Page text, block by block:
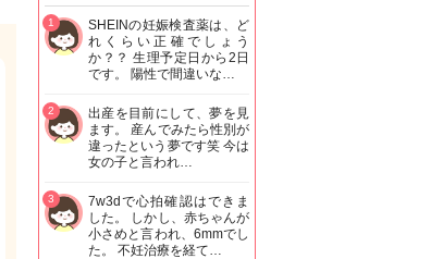
SHEINの妊娠検査薬は、ど
れくらい正確でしょう
か？？ 生理予定日から2日
です。 陽性で間違いな…
1
出産を目前にして、夢を見
ます。 産んでみたら性別が
違ったという夢です笑 今は
女の子と言われ…
2
7w3dで心拍確認はできま
した。 しかし、赤ちゃんが
小さめと言われ、6mmでし
た。 不妊治療を経て…
3